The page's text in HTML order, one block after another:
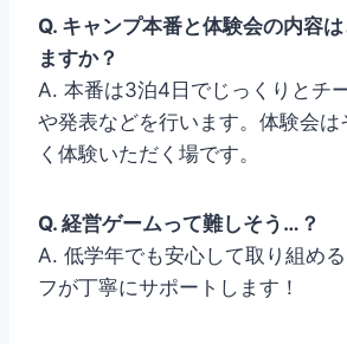
Q. キャンプ本番と体験会の内容
ますか？
A. 本番は3泊4日でじっくりとチ
や発表などを行います。体験会は
く体験いただく場です。
Q. 経営ゲームって難しそう…？
A. 低学年でも安心して取り組め
フが丁寧にサポートします！